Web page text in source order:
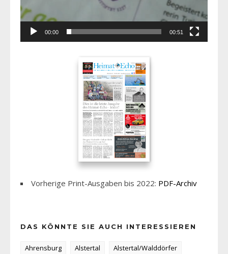
00:00 00:51
Vorherige Print-Ausgaben bis 2022: PDF-Archiv
DAS KÖNNTE SIE AUCH INTERESSIEREN
Ahrensburg Alstertal
Alstertal/Walddörfer